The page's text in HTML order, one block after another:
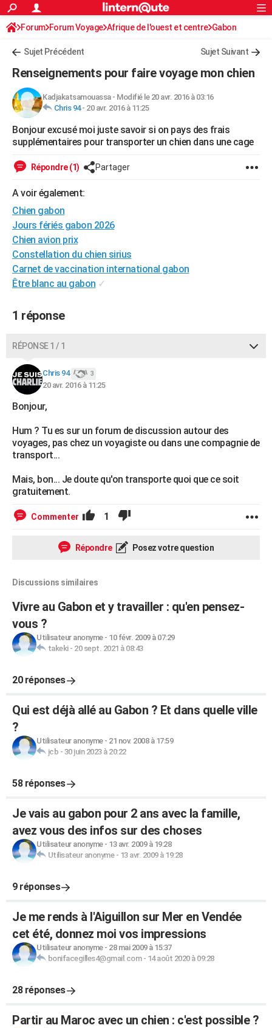
ACTUALITÉS
Politique
Société
Faits Divers
Education
Monde
Villes
+
FINANCE
Retraite
Impôts
Epargne
Immobilier
Risques naturels par ville
Banque
Assurance
Crédit
AUTO
Essais
Réserver un essai
Citadines
Berlines
SUV
Forum auto
+HIGH-TECH
Mobiles
Meilleur smartphone
Internet
Ordinateurs
Jeux vidéo
Guide high-tech
BRICOLAGE
WEEK-END
Guides de France
Escapades
Patrimoine
Expositions
Musées
Week-end nature
+LIFESTYLE
Art de vivre
Bien-être
Loisirs
Mode
Modes de vie
SANTE
Alimentation
Guide de la santé
Maladies
Médicaments
Sommeil
Destinations
City break
Voyage nature
Voyage de noces
Forum
Climat
PHOTO
GUIDES D'ACHAT
Carte de Noël
Carte Bonne année
Carte Saint-Valentin
Carte Pâques
Carte d'anniversaire
DICTIONNAIRE
Dictionnaire
Biographies
Citations
Expressions
Proverbes
PROGRAMME TV
COPAINS D'AVANT
S'inscrire
Se connecter
Lycées
Collèges
Primaires
Universités
Entreprises
Service militaire
Avis de recherche
AVIS DE DÉCÈS
FORUM
Rechercher
S'inscrire
Connexion
Forum Forum Voyage Afrique de l'ouest et centre Gabon
Sujet Précédent Sujet Suivant
Renseignements pour faire voyage mon chien
Kadjakatsamouassa- Modifié le 20 avr. 2016 à 03:16
Chris 94- 20 avr. 2016 à 11:25
Bonjour excusé moi juste savoir si on pays des frais
supplémentaires pour transporter un chien dans une cage
Répondre (1) Partager
A voir également:
Chien gabon
Jours fériés gabon 2026
Chien avion prix
Constellation du chien sirius
Carnet de vaccination international gabon
Être blanc au gabon ✓
1 réponse
RÉPONSE 1 / 1
Chris 94 3
20 avr. 2016 à 11:25
Bonjour,
Hum ? Tu es sur un forum de discussion autour des
voyages, pas chez un voyagiste ou dans une compagnie de
transport...
Mais, bon... Je doute qu'on transporte quoi que ce soit
gratuitement.
Commenter 1
Répondre Posez votre question
Discussions similaires
Vivre au Gabon et y travailler : qu'en pensez-
vous ?
Utilisateur anonyme- 10 févr. 2009 à 07:29
takeki- 20 sept. 2021 à 08:43
20 réponses
Qui est déjà allé au Gabon ? Et dans quelle ville
?
Utilisateur anonyme- 21 nov. 2008 à 17:59
jcb - 30 juin 2023 à 20:22
58 réponses
Je vais au gabon pour 2 ans avec la famille,
avez vous des infos sur des choses
Utilisateur anonyme- 13 avr. 2009 à 19:28
Utilisateur anonyme- 13 avr. 2009 à 19:28
9 réponses
Je me rends à l'Aiguillon sur Mer en Vendée
cet été, donnez moi vos impressions
Utilisateur anonyme- 28 mai 2009 à 15:37
bonifacegilles4@gmail.com- 14 août 2020 à 09:28
28 réponses
Partir au Maroc avec un chien : c'est possible ?